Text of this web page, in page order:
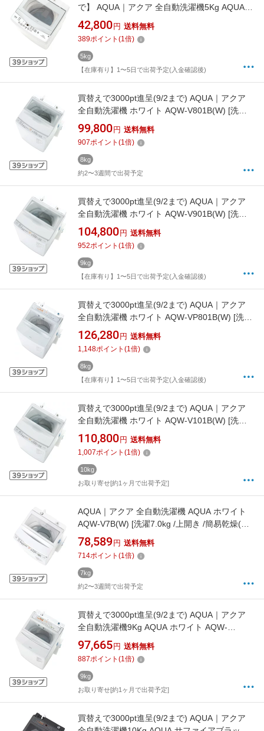
で】 AQUA｜アクア 全自動洗濯機5Kg AQUA
ホワイト AQW-S501A(W) [洗濯5.0kg /上開き /
簡易乾燥(送風機能)]【rb_makerA】
42,800 円 送料無料
389ポイント (1倍)
5kg
【在庫有り】1〜5日で出荷予定(入金確認後)
買替えで3000pt進呈(9/2まで) AQUA｜アクア
全自動洗濯機 ホワイト AQW-V801B(W) [洗濯
8.0kg /上開き /簡易乾燥(送風機能)]
【rb_makerA】
99,800 円 送料無料
907ポイント (1倍)
8kg
約2〜3週間で出荷予定
買替えで3000pt進呈(9/2まで) AQUA｜アクア
全自動洗濯機 ホワイト AQW-V901B(W) [洗濯
9.0kg /上開き /簡易乾燥(送風機能)]
【rb_makerA】
104,800 円 送料無料
952ポイント (1倍)
9kg
【在庫有り】1〜5日で出荷予定(入金確認後)
買替えで3000pt進呈(9/2まで) AQUA｜アクア
全自動洗濯機 ホワイト AQW-VP801B(W) [洗濯
8.0kg /上開き /簡易乾燥(送風機能)]
【rb_makerA】
126,280 円 送料無料
1,148ポイント (1倍)
8kg
【在庫有り】1〜5日で出荷予定(入金確認後)
買替えで3000pt進呈(9/2まで) AQUA｜アクア
全自動洗濯機 ホワイト AQW-V101B(W) [洗濯
10.0kg /上開き /簡易乾燥(送風機能)]
【rb_makerA】
110,800 円 送料無料
1,007ポイント (1倍)
10kg
お取り寄せ[約1ヶ月で出荷予定]
AQUA｜アクア 全自動洗濯機 AQUA ホワイト
AQW-V7B(W) [洗濯7.0kg /上開き /簡易乾燥(送
風機能)]【rb_makerA】
78,589 円 送料無料
714ポイント (1倍)
7kg
約2〜3週間で出荷予定
買替えで3000pt進呈(9/2まで) AQUA｜アクア
全自動洗濯機9Kg AQUA ホワイト AQW-
VP9B(W) [洗濯9.0kg /上開き /簡易乾燥(送風機
能)]【rb_makerA】
97,665 円 送料無料
887ポイント (1倍)
9kg
お取り寄せ[約1ヶ月で出荷予定]
買替えで3000pt進呈(9/2まで) AQUA｜アクア